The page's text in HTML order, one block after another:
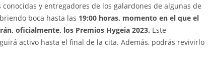
y entregadores de los galardones de algunas de
boca hasta las 19:00 horas, momento en el que el
oficialmente, los Premios Hygeia 2023. Este
activo hasta el final de la cita. Además, podrás revivirlo